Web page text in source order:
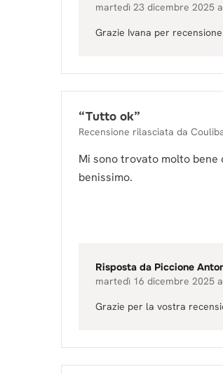
martedì 23 dicembre 2025
Grazie Ivana per
“Tutto ok”
Recensione rilasciata da
Mi sono trovato molto
benissimo.
Risposta da Piccione
martedì 16 dicembre 2025
Grazie per la vostra